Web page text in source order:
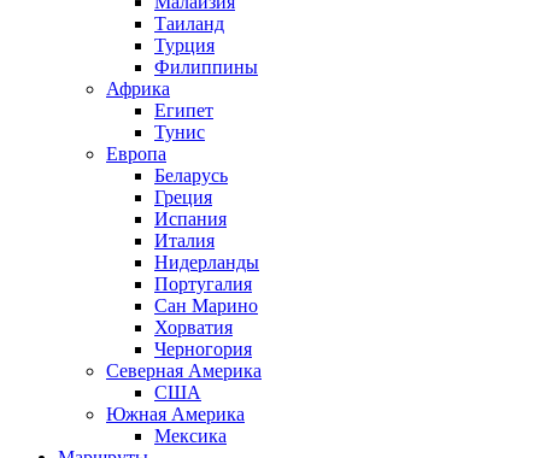
Таиланд
Турция
Филиппины
Африка
Египет
Тунис
Европа
Беларусь
Греция
Испания
Италия
Нидерланды
Португалия
Сан Марино
Хорватия
Черногория
Северная Америка
США
Южная Америка
Мексика